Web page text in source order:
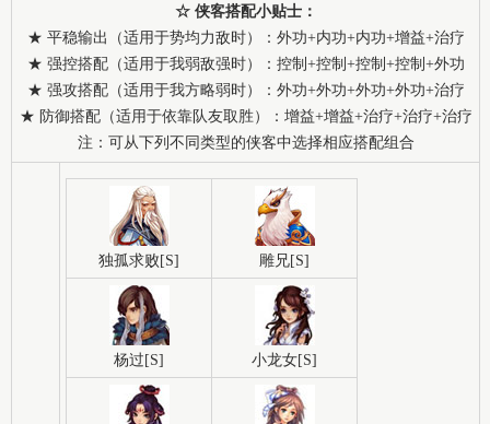
☆ 侠客搭配小贴士：
★ 平稳输出（适用于势均力敌时）：外功+内功+内功+增益+治疗
★ 强控搭配（适用于我弱敌强时）：控制+控制+控制+控制+外功
★ 强攻搭配（适用于我方略弱时）：外功+外功+外功+外功+治疗
★ 防御搭配（适用于依靠队友取胜）：增益+增益+治疗+治疗+治疗
注：可从下列不同类型的侠客中选择相应搭配组合
独孤求败[S] 雕兄[S]
杨过[S] 小龙女[S]